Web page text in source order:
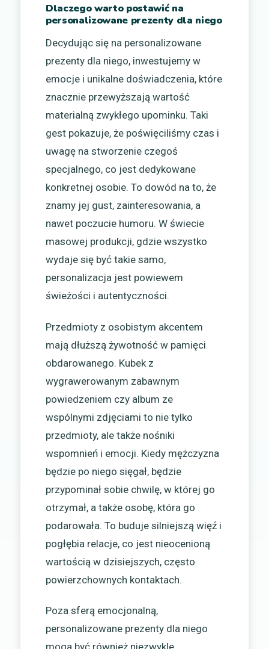
Dlaczego warto postawić na
personalizowane prezenty dla niego
Decydując się na personalizowane
prezenty dla niego, inwestujemy w
emocje i unikalne doświadczenia, które
znacznie przewyższają wartość
materialną zwykłego upominku. Taki
gest pokazuje, że poświęciliśmy czas i
uwagę na stworzenie czegoś
specjalnego, co jest dedykowane
konkretnej osobie. To dowód na to, że
znamy jej gust, zainteresowania, a
nawet poczucie humoru. W świecie
masowej produkcji, gdzie wszystko
wydaje się być takie samo,
personalizacja jest powiewem
świeżości i autentyczności.
Przedmioty z osobistym akcentem
mają dłuższą żywotność w pamięci
obdarowanego. Kubek z
wygrawerowanym zabawnym
powiedzeniem czy album ze
wspólnymi zdjęciami to nie tylko
przedmioty, ale także nośniki
wspomnień i emocji. Kiedy mężczyzna
będzie po niego sięgał, będzie
przypominał sobie chwilę, w której go
otrzymał, a także osobę, która go
podarowała. To buduje silniejszą więź i
pogłębia relacje, co jest nieocenioną
wartością w dzisiejszych, często
powierzchownych kontaktach.
Poza sferą emocjonalną,
personalizowane prezenty dla niego